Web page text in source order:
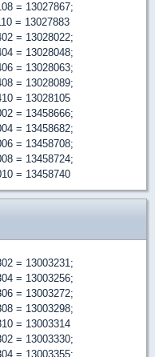
= 13027867;
= 13027883
= 13028022;
= 13028048;
= 13028063;
= 13028089;
= 13028105
= 13458666;
= 13458682;
= 13458708;
= 13458724;
= 13458740
= 13003231;
= 13003256;
= 13003272;
= 13003298;
= 13003314
= 13003330;
= 13003355;